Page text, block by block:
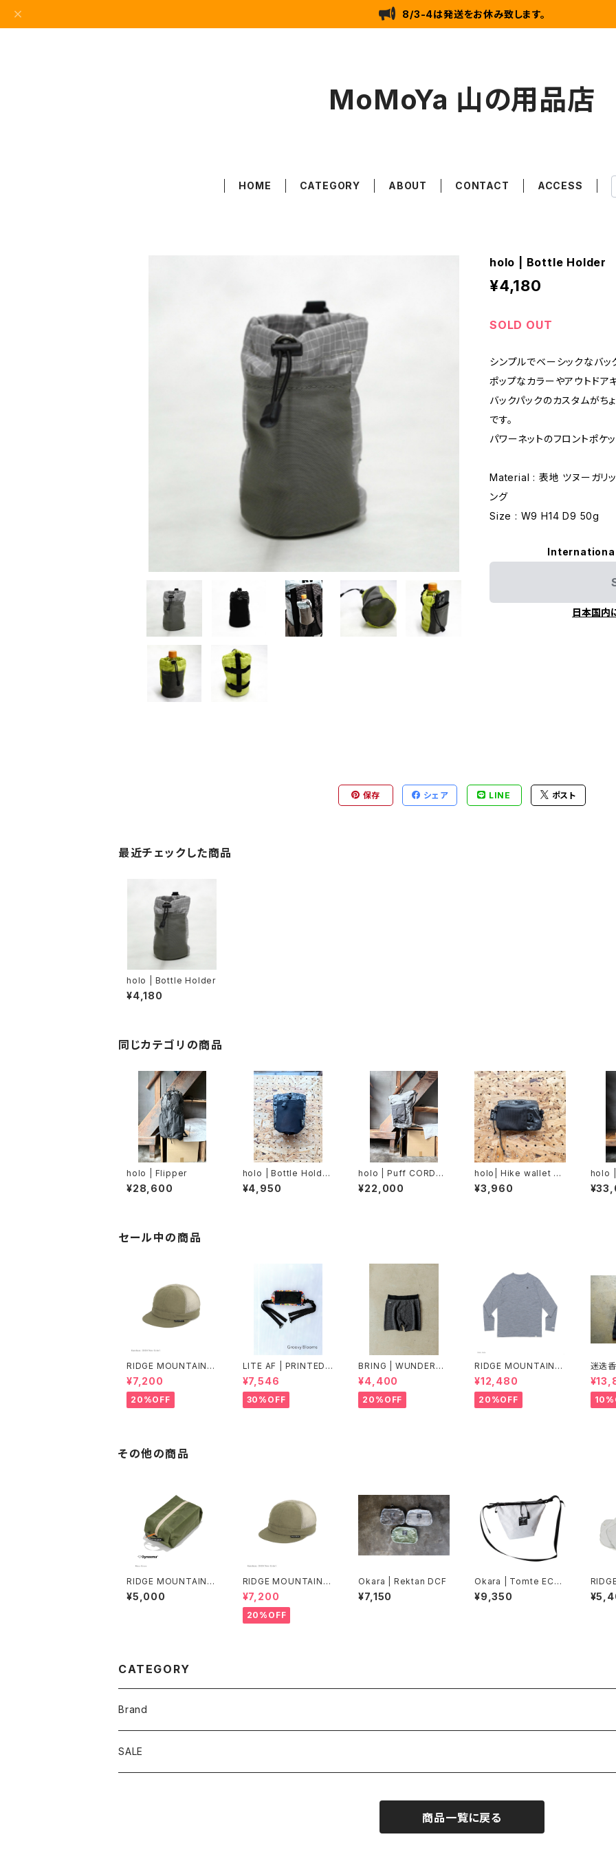
8/3-4は発送をお休み致します。
MoMoYa 山の用品店
HOME CATEGORY ABOUT CONTACT ACCESS
holo | Bottle Holder
¥4,180
SOLD OUT
シンプルでベーシックなバッ
ポップなカラーやアウトドア
バックパックのカスタムがち
です。
パワーネットのフロントポケ
Material : 表地 ツヌーガリ
ング
Size : W9 H14 D9 50g
日本国内
保存 シェア LINE ポスト
最近チェックした商品
holo | Bottle Holder
¥4,180
同じカテゴリの商品
holo | Flipper
¥28,600
holo | Bottle Holder
UX10
¥4,950
holo | Puff CORDUR
A / Gray
¥22,000
holo| Hike wallet U
X10
¥3,960
holo
セール中の商品
RIDGE MOUNTAIN G
EAR | Mesh Basic C
ap
¥7,200
20%OFF
LITE AF | PRINTED
DYNEEMA FEATHER
WEIGHT FANNY PAC
K
¥7,546
30%OFF
BRING | WUNDERW
EAR "ONE" 50/50
¥4,400
20%OFF
RIDGE MOUNTAIN G
EAR | Merino Basic
Long Sleeve Tee
"Micro Border"
¥12,480
20%OFF
迷迭
025
その他の商品
RIDGE MOUNTAIN G
EAR | Case M
¥5,000
RIDGE MOUNTAIN G
EAR | Mesh Basic C
ap
¥7,200
20%OFF
Okara | Rektan DCF
¥7,150
Okara | Tomte ECO
PAK
¥9,350
EAR
6
CATEGORY
Brand
アソビビト
SALE
商品一覧に戻る